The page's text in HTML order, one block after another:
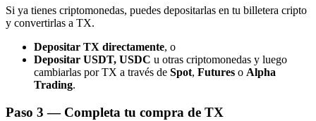
¡Hasta un 65% de comisiones!
Si ya tienes criptomonedas, puedes depositarlas en tu billetera cripto
y convertirlas a TX.
Depositar TX directamente, o
Depositar USDT, USDC u otras criptomonedas y luego
cambiarlas por TX a través de Spot, Futures o Alpha
Trading.
Paso 3 — Completa tu compra de TX